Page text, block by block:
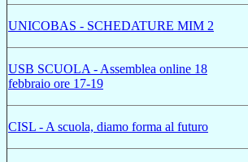
UNICOBAS - SCHEDATURE MIM 2
USB SCUOLA - Assemblea online 18
febbraio ore 17-19
CISL - A scuola, diamo forma al futuro